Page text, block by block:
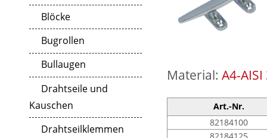
Blöcke
Bugrollen
Bullaugen
Drahtseile und
Kauschen
Drahtseilklemmen
Material: A4-AISI
Art.-Nr.
82184100